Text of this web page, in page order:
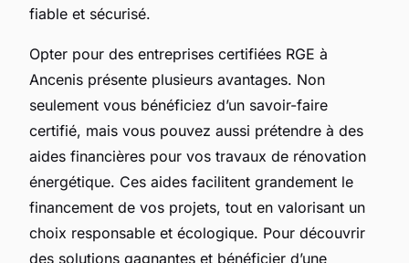
fiable et sécurisé.
Opter pour des entreprises certifiées RGE à
Ancenis présente plusieurs avantages. Non
seulement vous bénéficiez d’un savoir-faire
certifié, mais vous pouvez aussi prétendre à des
aides financières pour vos travaux de rénovation
énergétique. Ces aides facilitent grandement le
financement de vos projets, tout en valorisant un
choix responsable et écologique. Pour découvrir
des solutions gagnantes et bénéficier d’une